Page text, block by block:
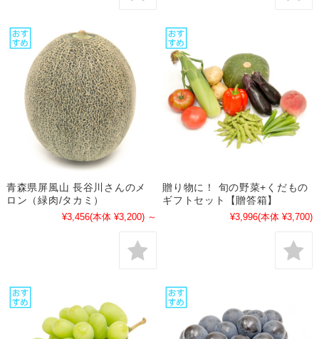
青森県屏風山 長谷川さんのメ
ロン（緑肉/タカミ）
¥3,456(本体 ¥3,200) ～
贈り物に！ 旬の野菜+くだもの
ギフトセット【贈答箱】
¥3,996(本体 ¥3,700)